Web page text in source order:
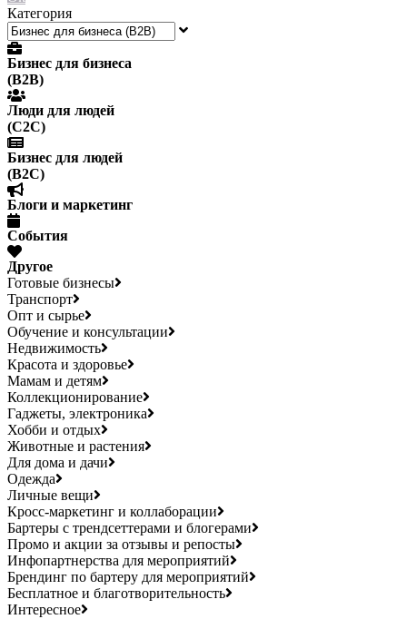
Категория
Бизнес для бизнеса
(B2B)
Люди для людей
(С2С)
Бизнес для людей
(B2C)
Блоги и маркетинг
События
Другое
Готовые бизнесы
Транспорт
Опт и сырье
Обучение и консультации
Недвижимость
Красота и здоровье
Мамам и детям
Коллекционирование
Гаджеты, электроника
Хобби и отдых
Животные и растения
Для дома и дачи
Одежда
Личные вещи
Кросс-маркетинг и коллаборации
Бартеры с трендсеттерами и блогерами
Промо и акции за отзывы и репосты
Инфопартнерства для мероприятий
Брендинг по бартеру для мероприятий
Бесплатное и благотворительность
Интересное